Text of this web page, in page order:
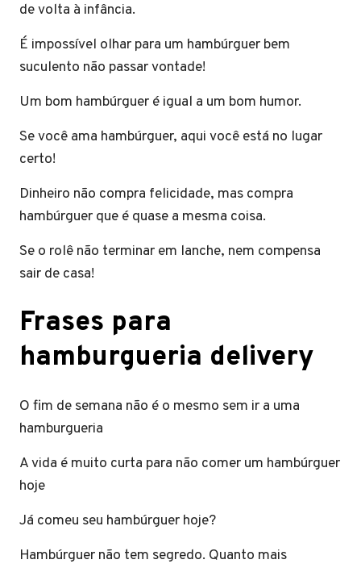
de volta à infância.
É impossível olhar para um hambúrguer bem
suculento não passar vontade!
Um bom hambúrguer é igual a um bom humor.
Se você ama hambúrguer, aqui você está no lugar
certo!
Dinheiro não compra felicidade, mas compra
hambúrguer que é quase a mesma coisa.
Se o rolê não terminar em lanche, nem compensa
sair de casa!
Frases para
hamburgueria delivery
O fim de semana não é o mesmo sem ir a uma
hamburgueria
A vida é muito curta para não comer um hambúrguer
hoje
Já comeu seu hambúrguer hoje?
Hambúrguer não tem segredo. Quanto mais